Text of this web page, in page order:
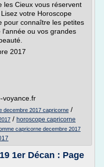
les Cieux vous réservent
votre Horoscope
pour connaître les petites
ou vos grandes
2017
voyance.fr
decembre 2017 capricorne /
/ horoscope capricorne
capricorne decembre 2017
1er Décan : Page